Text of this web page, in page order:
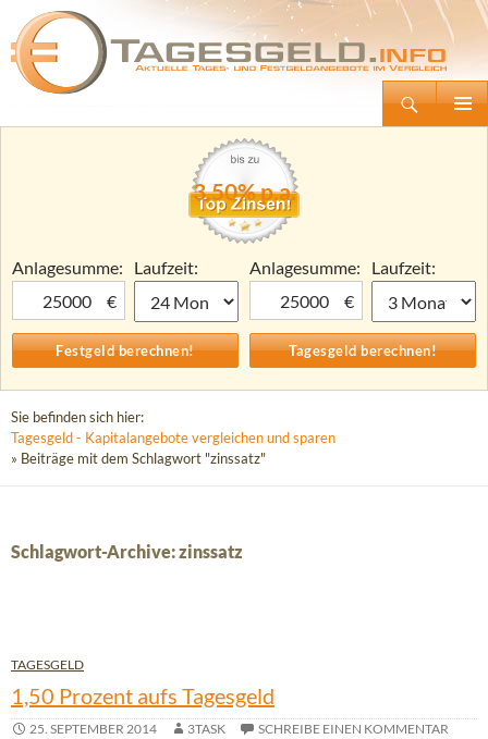
Tagesgeld.info – Tagesgeldkonten vergleichen und Tagesgeld-Zinsen berechnen
Zum
3,50% p.a.
Anlagesumme:
€
Laufzeit:
Anlagesumme:
€
Laufzeit:
Sie befinden sich hier:
Tagesgeld - Kapitalangebote vergleichen und sparen
» Beiträge mit dem Schlagwort "zinssatz"
Schlagwort-Archive: zinssatz
TAGESGELD
1,50 Prozent aufs Tagesgeld
25. SEPTEMBER 2014 3TASK SCHREIBE EINEN KOMMENTAR